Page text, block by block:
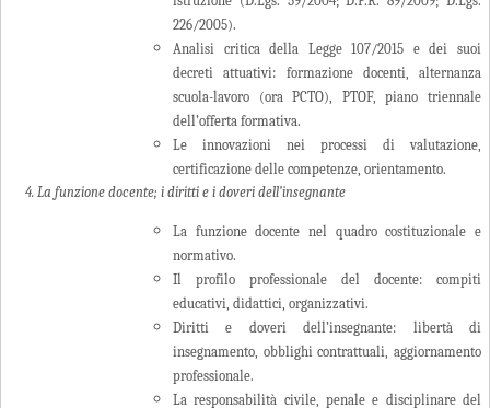
226/2005).
Analisi critica della Legge 107/2015 e dei suoi
decreti attuativi: formazione docenti, alternanza
scuola-lavoro (ora PCTO), PTOF, piano triennale
dell’offerta formativa.
Le innovazioni nei processi di valutazione,
certificazione delle competenze, orientamento.
4. La funzione docente; i diritti e i doveri dell’insegnante
La funzione docente nel quadro costituzionale e
normativo.
Il profilo professionale del docente: compiti
educativi, didattici, organizzativi.
Diritti e doveri dell’insegnante: libertà di
insegnamento, obblighi contrattuali, aggiornamento
professionale.
La responsabilità civile, penale e disciplinare del